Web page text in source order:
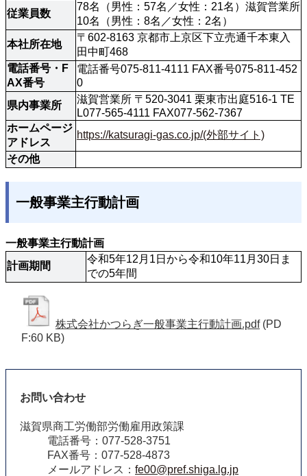
従業員数
78名（男性：57名／女性：21名）滋賀営業所
10名（男性：8名／女性：2名）
本社所在地
〒602-8163 京都市上京区下立売通千本東入
田中町468
電話番号・F
AX番号
電話番号075-811-4111 FAX番号075-811-452
0
県内事業所
滋賀営業所 〒520-3041 栗東市出庭516-1 TE
L077-565-4111 FAX077-562-7367
ホームページ
アドレス
https://katsuragi-gas.co.jp/(外部サイト)
その他
一般事業主行動計画
一般事業主行動計画
計画期間
令和5年12月1日から令和10年11月30日ま
での5年間
株式会社かつらぎ一般事業主行動計画.pdf (PD
F:60 KB)
お問い合わせ
滋賀県商工労働部労働雇用政策課
電話番号：077-528-3751
FAX番号：077-528-4873
メールアドレス： fe00@pref.shiga.lg.jp